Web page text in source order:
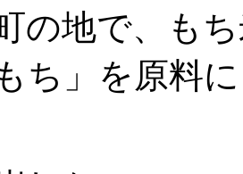
の地で、も
ち」を原料